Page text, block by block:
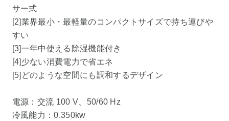
サー式
[2]業界最小・最軽量のコンパクトサイズで持ち運びや
すい
[3]一年中使える除湿機能付き
[4]少ない消費電力で省エネ
[5]どのような空間にも調和するデザイン
電源：交流 100 V、50/60 Hz
冷風能力：0.350kw